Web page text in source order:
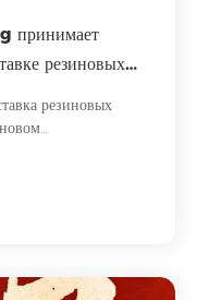
резиновых
резиновых
объединила